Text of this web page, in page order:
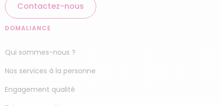
Contactez-nous
DOMALIANCE
Qui sommes-nous ?
Nos services à la personne
Engagement qualité